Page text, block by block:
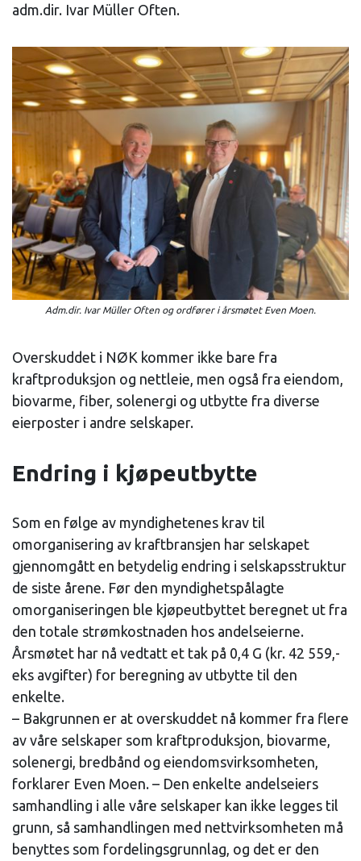
adm.dir. Ivar Müller Often.
Adm.dir. Ivar Müller Often og ordfører i årsmøtet Even Moen.
Overskuddet i NØK kommer ikke bare fra
kraftproduksjon og nettleie, men også fra eiendom,
biovarme, fiber, solenergi og utbytte fra diverse
eierposter i andre selskaper.
Endring i kjøpeutbytte
Som en følge av myndighetenes krav til
omorganisering av kraftbransjen har selskapet
gjennomgått en betydelig endring i selskapsstruktur
de siste årene. Før den myndighetspålagte
omorganiseringen ble kjøpeutbyttet beregnet ut fra
den totale strømkostnaden hos andelseierne.
Årsmøtet har nå vedtatt et tak på 0,4 G (kr. 42 559,-
eks avgifter) for beregning av utbytte til den
enkelte.
– Bakgrunnen er at overskuddet nå kommer fra flere
av våre selskaper som kraftproduksjon, biovarme,
solenergi, bredbånd og eiendomsvirksomheten,
forklarer Even Moen. – Den enkelte andelseiers
samhandling i alle våre selskaper kan ikke legges til
grunn, så samhandlingen med nettvirksomheten må
benyttes som fordelingsgrunnlag, og det er den